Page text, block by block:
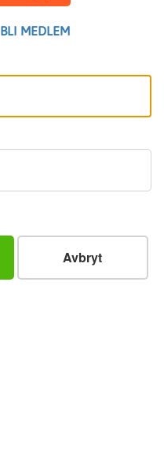
BLI MEDLEM
Avbryt